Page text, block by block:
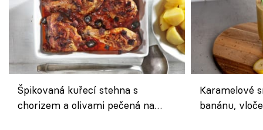
Špikovaná kuřecí stehna s
chorizem a olivami pečená na
Karamelové
banánu,